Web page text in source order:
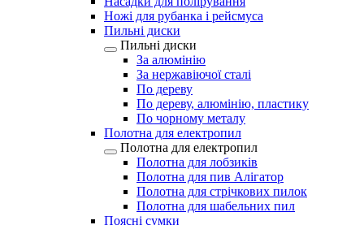
Ножі для рубанка і рейсмуса
Пильні диски
Пильні диски
За алюмінію
За нержавіючої сталі
По дереву
По дереву, алюмінію, пластику
По чорному металу
Полотна для електропил
Полотна для електропил
Полотна для лобзиків
Полотна для пив Алігатор
Полотна для стрічкових пилок
Полотна для шабельних пил
Поясні сумки